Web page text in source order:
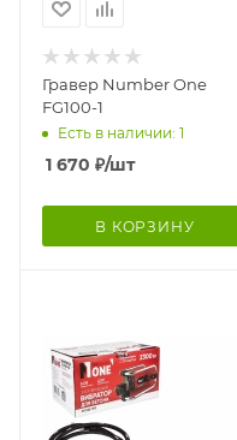
Гравер Number One
FG100-1
Есть в наличии: 1
1 670 ₽/шт
В КОРЗИНУ